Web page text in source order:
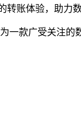
账体验，助力
一款广受关注的